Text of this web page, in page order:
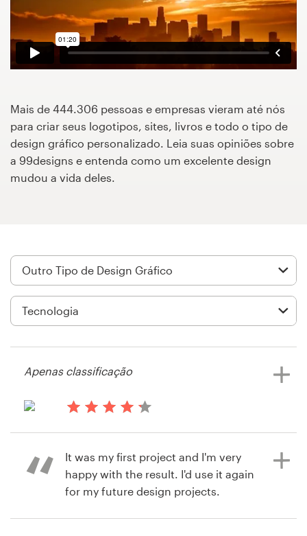
Mais de 444.306 pessoas e empresas vieram até nós
para criar seus logotipos, sites, livros e todo o tipo de
design gráfico personalizado. Leia suas opiniões sobre
a 99designs e entenda como um excelente design
mudou a vida deles.
Apenas classificação
It was my first project and I'm very
happy with the result. I'd use it again
for my future design projects.
Encontre um designer
Veja inspirações
99designs Pro
Quero
Cartão de visita
Design de site
Manual de identidade da marca
Pesquisar todas as categorias
+49 30 568 37640
Central de Ajuda